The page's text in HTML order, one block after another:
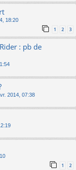
18:20
1 2 3
: pb de
2014, 07:38
1 2